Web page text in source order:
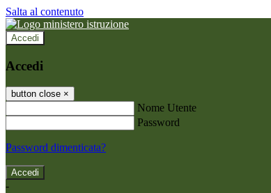
Salta al contenuto
Accedi
Accedi
button close ×
Nome Utente
Password
Password dimenticata?
-